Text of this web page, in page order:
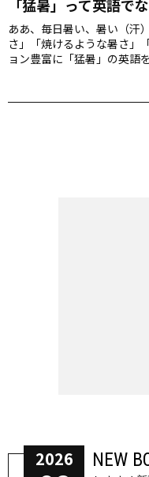
「猛暑」って英語で
ああ、毎日暑い、暑い（汗
さ」「焼けるような暑さ」
ョン豊富に「猛暑」の英語
2026 NEW